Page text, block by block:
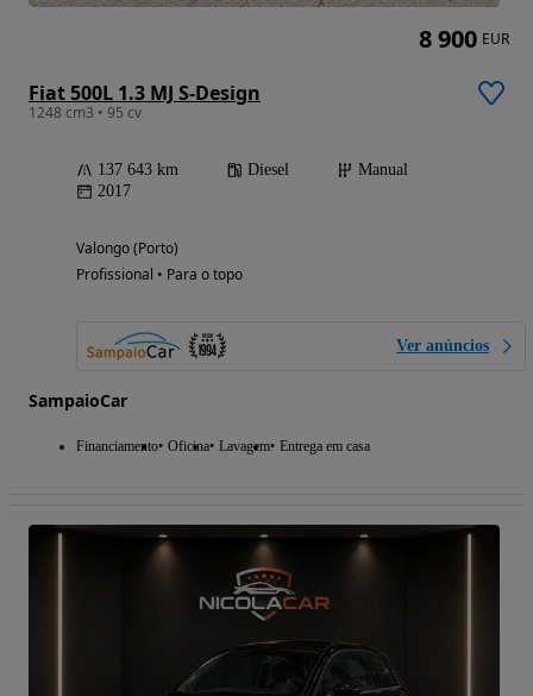
Fiat 500L 1.3 MJ S-Design
1248 cm3 • 95 cv
137 643 km Diesel
Manual
2017
Valongo (Porto)
Profissional • Para o topo
Ver anúncios
SampaioCar
Financiamento Oficina Lavagem Entrega em casa
8 900 EUR